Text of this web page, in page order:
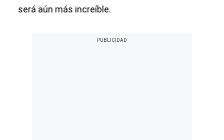
será aún más increíble.